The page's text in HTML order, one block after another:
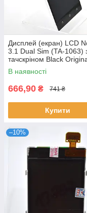
Дисплей (екран) LCD
3.1 Dual Sim (TA-1063)
тачскріном Black
В наявності
666,90 ₴ 741 ₴
Купити
–10%